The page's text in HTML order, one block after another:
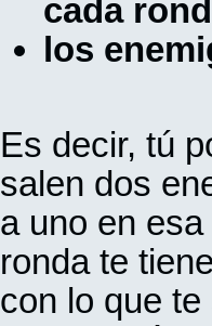
cada
los
Es decir, tú
salen dos
a uno en
ronda te
con lo que